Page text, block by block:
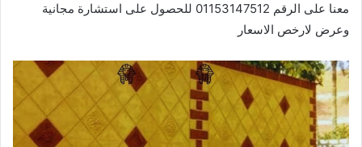
معنا على الرقم 01153147512 للحصول على استشارة مجانية
وعرض لارخص الاسعار